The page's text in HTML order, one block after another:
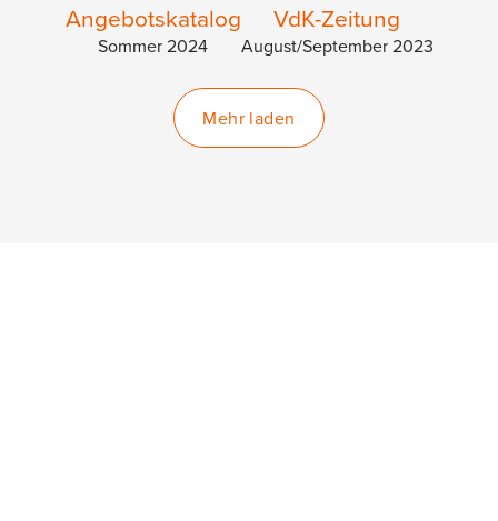
Angebotskatalog
Sommer 2024
VdK-Zeitung
August/September 2023
Mehr laden